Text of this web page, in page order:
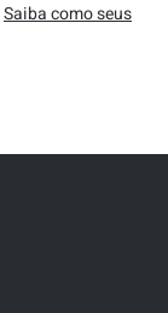
Saiba como seus